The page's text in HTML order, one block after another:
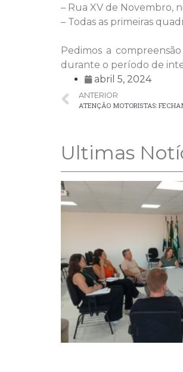
– Rua XV de Novembro,
– Todas as primeiras
Pedimos a
durante o período de
abril 5, 2024
ANTERIOR
ATENÇÃO MOTORISTAS:
Ultimas